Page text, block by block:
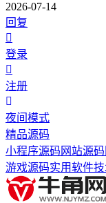
2026-07-14
回复
登录
注册
夜间模式
精品源码
小程序源码 网站源码
游戏源码实用软件